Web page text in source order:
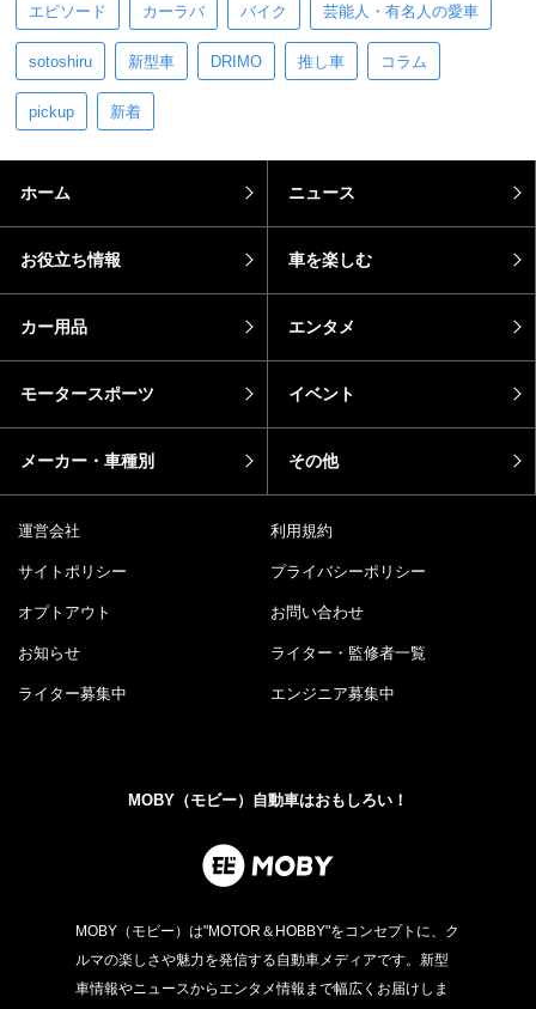
エピソード カーラバ バイク 芸能人・有名人の愛車
sotoshiru 新型車 DRIMO 推し車 コラム
pickup 新着
ホーム ニュース
お役立ち情報 車を楽しむ
カー用品 エンタメ
モータースポーツ イベント
メーカー・車種別 その他
運営会社 利用規約
サイトポリシー プライバシーポリシー
オプトアウト お問い合わせ
お知らせ ライター・監修者一覧
ライター募集中 エンジニア募集中
MOBY（モビー）自動車はおもしろい！
MOBY（モビー）は"MOTOR＆HOBBY"をコンセプトに、ク
ルマの楽しさや魅力を発信する自動車メディアです。新型
車情報やニュースからエンタメ情報まで幅広くお届けしま